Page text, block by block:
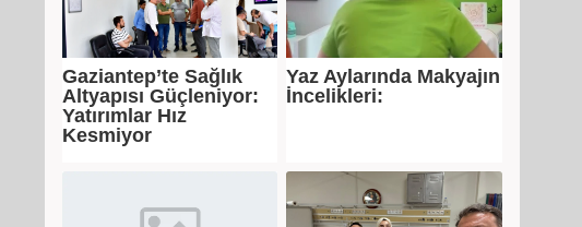
Gaziantep’te Sağlık
Altyapısı Güçleniyor:
Yatırımlar Hız
Kesmiyor
Yaz Aylarında Makyajın
İncelikleri: